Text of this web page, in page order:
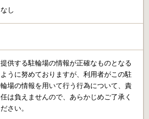
なし
提供する駐輪場の情報が正確なものとなる
ように努めておりますが、利用者がこの駐
輪場の情報を用いて行う行為について、責
任は負えませんので、あらかじめご了承く
ださい。